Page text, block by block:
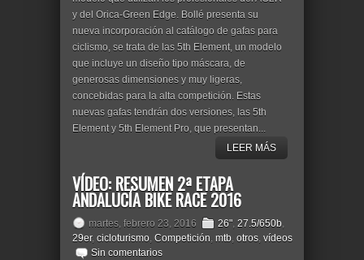
y del Orica-Green Edge. Bollé presenta su
nueva incorporación al catálogo de gafas para
ciclismo, se trata de las 5th Element, un modelo
que incluye un diseño tipo máscara, de
generosas dimensiones y muy ligeras,
concebidas para la alta competición. Estas
nuevas gafas tendrán dos versiones, las 5th
Element y 5th Element Pro, que presentan...
LEER MÁS
VÍDEO: RESUMEN 2ª ETAPA
ANDALUCÍA BIKE RACE 2016
martes, febrero 23, 2016 26", 27.5/650b,
29er, cicloturismo, Competición, mtb, otros, vídeos
Sin comentarios